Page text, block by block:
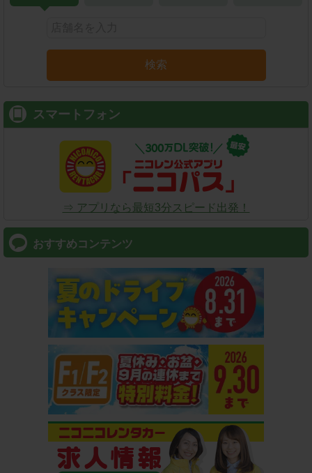
検索
スマートフォン
⇒ アプリなら最短3分スピード出発！
おすすめコンテンツ